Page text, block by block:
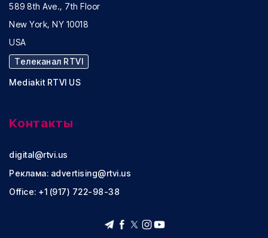
589 8th Ave., 7th Floor
New York, NY 10018
USA
Телеканал RTVI
Mediakit RTVI US
Контакты
digital@rtvi.us
Реклама: advertising@rtvi.us
Office: +1 (917) 722-98-38